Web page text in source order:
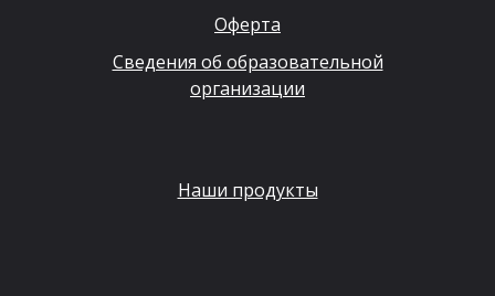
Оферта
Сведения об образовательной
организации
Наши продукты